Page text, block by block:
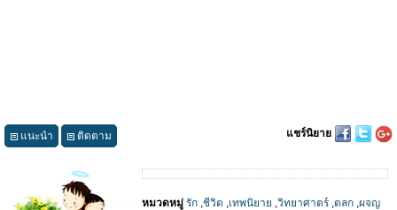
แนะนำ ติดตาม แชร์นิยาย
หมวดหมู่ รัก ,ชีวิต ,เทพนิยาย ,วิทยาศาตร์ ,ตลก ,ผจญ